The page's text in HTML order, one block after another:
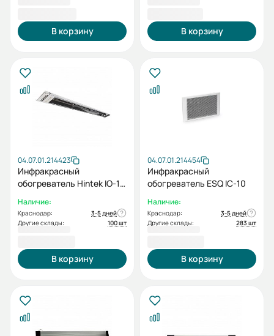
В корзину В корзину
04.07.01.214423
Инфракрасный
обогреватель Hintek IO-15
Наличие:
Краснодар:
3-5 дней
Другие склады:
100 шт
В корзину
04.07.01.214454
Инфракрасный
обогреватель ESQ IC-10
Наличие:
Краснодар:
3-5 дней
Другие склады:
283 шт
В корзину